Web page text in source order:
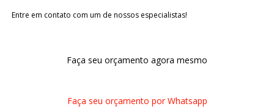
Entre em contato com um de nossos especialistas!
Faça seu orçamento agora mesmo
Faça seu orçamento por Whatsapp